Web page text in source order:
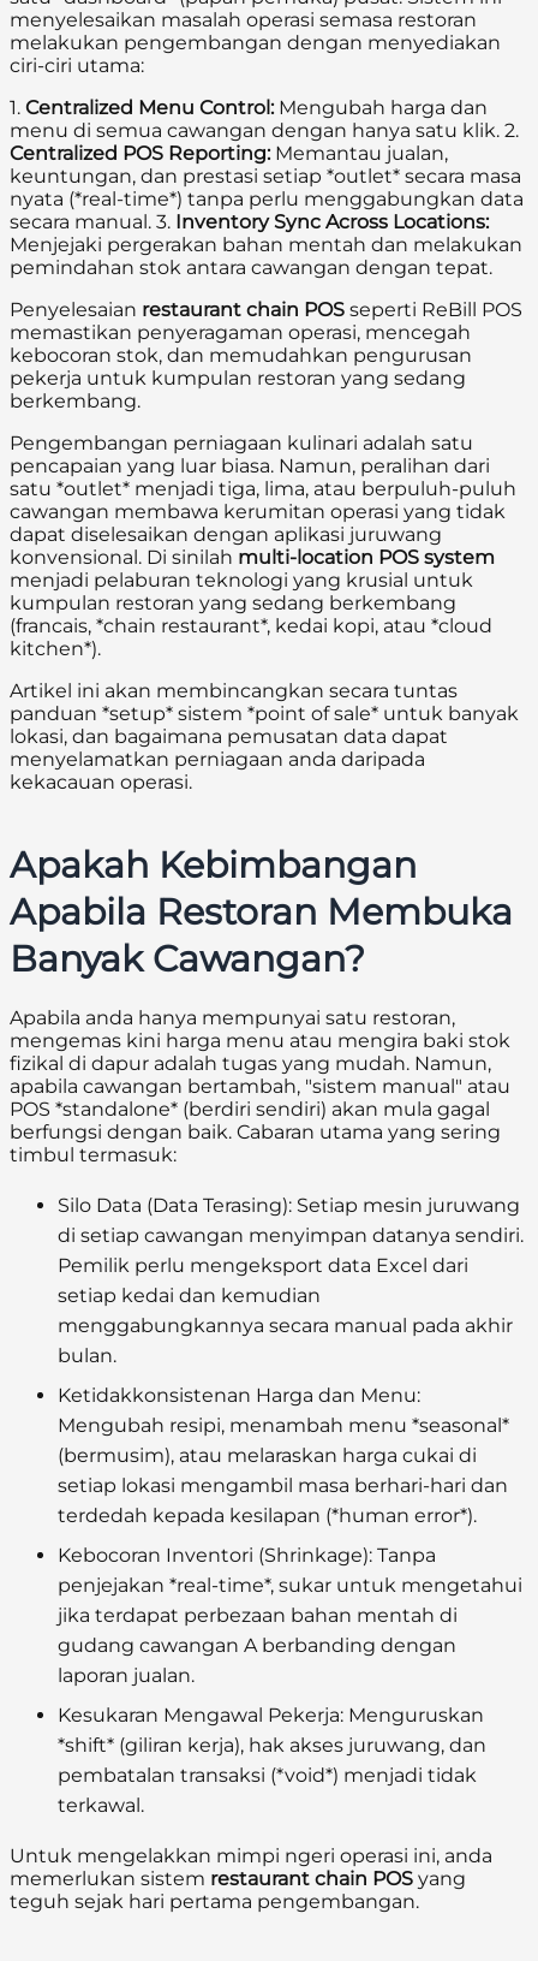
menyelesaikan masalah operasi semasa restoran
melakukan pengembangan dengan menyediakan
ciri-ciri utama:
1. Centralized Menu Control:Mengubah harga dan
menu di semua cawangan dengan hanya satu klik. 2.
Centralized POS Reporting:Memantau jualan,
keuntungan, dan prestasi setiap *outlet* secara masa
nyata (*real-time*) tanpa perlu menggabungkan data
secara manual. 3. Inventory Sync Across Locations:
Menjejaki pergerakan bahan mentah dan melakukan
pemindahan stok antara cawangan dengan tepat.
Penyelesaian restaurant chain POS seperti ReBill POS
memastikan penyeragaman operasi, mencegah
kebocoran stok, dan memudahkan pengurusan
pekerja untuk kumpulan restoran yang sedang
berkembang.
Pengembangan perniagaan kulinari adalah satu
pencapaian yang luar biasa. Namun, peralihan dari
satu *outlet* menjadi tiga, lima, atau berpuluh-puluh
cawangan membawa kerumitan operasi yang tidak
dapat diselesaikan dengan aplikasi juruwang
konvensional. Di sinilah multi-location POS system
menjadi pelaburan teknologi yang krusial untuk
kumpulan restoran yang sedang berkembang
(francais, *chain restaurant*, kedai kopi, atau *cloud
kitchen*).
Artikel ini akan membincangkan secara tuntas
panduan *setup* sistem *point of sale* untuk banyak
lokasi, dan bagaimana pemusatan data dapat
menyelamatkan perniagaan anda daripada
kekacauan operasi.
Apakah Kebimbangan
Apabila Restoran Membuka
Banyak Cawangan?
Apabila anda hanya mempunyai satu restoran,
mengemas kini harga menu atau mengira baki stok
fizikal di dapur adalah tugas yang mudah. Namun,
apabila cawangan bertambah, "sistem manual" atau
POS *standalone* (berdiri sendiri) akan mula gagal
berfungsi dengan baik. Cabaran utama yang sering
timbul termasuk:
Silo Data (Data Terasing): Setiap mesin juruwang
di setiap cawangan menyimpan datanya sendiri.
Pemilik perlu mengeksport data Excel dari
setiap kedai dan kemudian
menggabungkannya secara manual pada akhir
bulan.
Ketidakkonsistenan Harga dan Menu:
Mengubah resipi, menambah menu *seasonal*
(bermusim), atau melaraskan harga cukai di
setiap lokasi mengambil masa berhari-hari dan
terdedah kepada kesilapan (*human error*).
Kebocoran Inventori (Shrinkage): Tanpa
penjejakan *real-time*, sukar untuk mengetahui
jika terdapat perbezaan bahan mentah di
gudang cawangan A berbanding dengan
laporan jualan.
Kesukaran Mengawal Pekerja: Menguruskan
*shift* (giliran kerja), hak akses juruwang, dan
pembatalan transaksi (*void*) menjadi tidak
terkawal.
Untuk mengelakkan mimpi ngeri operasi ini, anda
memerlukan sistem restaurant chain POS yang
teguh sejak hari pertama pengembangan.